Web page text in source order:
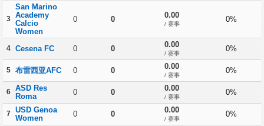
3
San Marino
Academy
Calcio
Women
0 0 0.00
/ 赛事
0%
4 Cesena FC 0 0 0.00
/ 赛事
0%
5 布雷西亚AFC 0 0 0.00
/ 赛事
0%
6
ASD Res
Roma
0 0 0.00
/ 赛事
0%
7
USD Genoa
Women
0 0 0.00
/ 赛事
0%